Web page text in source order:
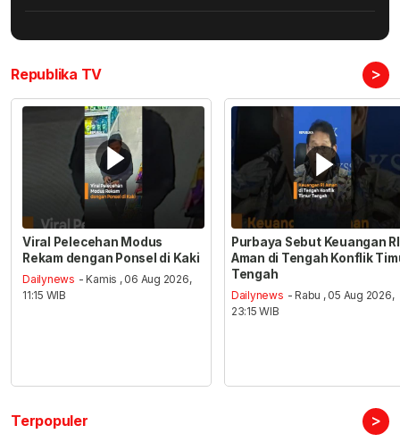
Republika TV >
Viral Pelecehan Modus
Rekam dengan Ponsel di Kaki
Dailynews - Kamis , 06 Aug 2026,
11:15 WIB
Purbaya Sebut Keuangan RI
Aman di Tengah Konflik
Tengah
Dailynews - Rabu , 05 Aug 2026,
23:15 WIB
Terpopuler >